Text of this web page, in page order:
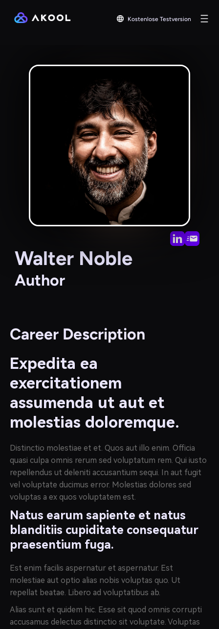
Kostenlose Testversion
Walter Noble
Author
Career Description
Expedita ea
exercitationem
assumenda ut aut et
molestias doloremque.
Distinctio molestiae et et. Quos aut illo enim. Officia
quasi culpa omnis rerum sed voluptatum rem. Qui iusto
repellendus ut deleniti accusantium sequi. In aut fugit
vel voluptate ducimus error. Molestias dolores sed
voluptas a ex quos voluptatem est.
Natus earum sapiente et natus
blanditiis cupiditate consequatur
praesentium fuga.
Est enim facilis aspernatur et aspernatur. Est
molestiae aut optio alias nobis voluptas quo. Ut
repellat beatae. Libero ad voluptatibus ab.
Alias sunt et quidem hic. Esse sit quod omnis corrupti
accusamus delectus distinctio sit voluptate. Voluptas